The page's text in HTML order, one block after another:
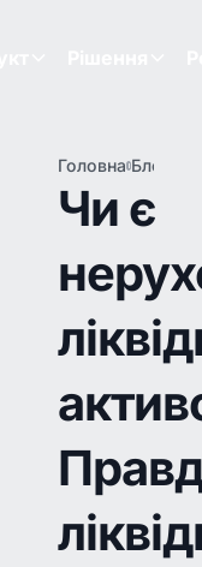
Головна Блог
(і
у
Чи є